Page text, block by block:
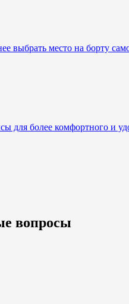
выбрать место на борту
для более комфортного и
вопросы